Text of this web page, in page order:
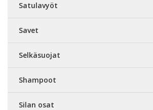
Satulavyöt
Savet
Selkäsuojat
Shampoot
Silan osat